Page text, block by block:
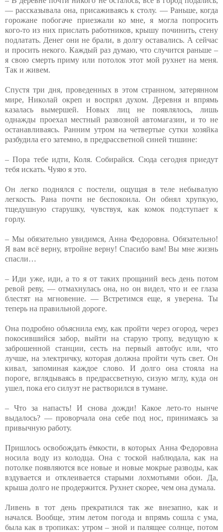
— рассказывала она, присаживаясь к столу. — Раньше, когда
горожане побогаче приезжали ко мне, я могла попросить
кого-то из них прислать работников, крышу починить, стену
подлатать. Денег они не брали, в долгу оставались. А сейчас
и просить некого. Каждый раз думаю, что случится раньше –
я свою смерть приму или потолок этот мой рухнет на меня.
Так и живем.
Спустя три дня, проведенных в этом странном, затерянном
мире, Николай окреп и воспрял духом. Деревня и впрямь
казалась вымершей. Новых лиц не появлялось, лишь
однажды проехал местный развозной автомагазин, и то не
останавливаясь. Ранним утром на четвертые сутки хозяйка
разбудила его затемно, в предрассветной синей тишине:
– Пора тебе идти, Коля. Собирайся. Сюда сегодня приедут
тебя искать. Чуяю я это.
Он легко поднялся с постели, ощущая в теле небывалую
легкость. Рана почти не беспокоила. Он обнял хрупкую,
тщедушную старушку, чувствуя, как комок подступает к
горлу.
– Мы обязательно увидимся, Анна Федоровна. Обязательно!
Я вам всё верну, втройне верну! Спасибо вам! Вы мне жизнь
спасли…
– Иди уже, иди, а то я от таких прощаний весь день потом
ревой реву, — отмахнулась она, но он видел, что и ее глаза
блестят на мгновение. — Встретимся еще, я уверена. Ты
теперь на правильной дороге.
Она подробно объяснила ему, как пройти через огород, через
покосившийся забор, выйти на старую тропу, ведущую к
заброшенной станции, сесть на первый автобус или, что
лучше, на электричку, которая должна пройти чуть свет. Он
кивал, запоминая каждое слово. И долго она стояла на
пороге, вглядываясь в предрассветную, сизую мглу, куда он
ушел, пока его силуэт не растворился в тумане.
– Что за напасть! И снова дожди! Какое лето-то нынче
выдалось? — проворчала она себе под нос, принимаясь за
привычную работу.
Пришлось освобождать ёмкости, в которых Анна Федоровна
носила воду из колодца. Она с тоской наблюдала, как на
потолке появляются все новые и новые мокрые разводы, как
вздувается и отклеивается старыми лохмотьями обои. Да,
крыша долго не продержится. Рухнет скорее, чем она думала.
Ливень в тот день прекратился так же внезапно, как и
начался. Вообще, этим летом погода и впрямь сошла с ума,
была как в тропиках: утром – зной и палящее солнце, потом